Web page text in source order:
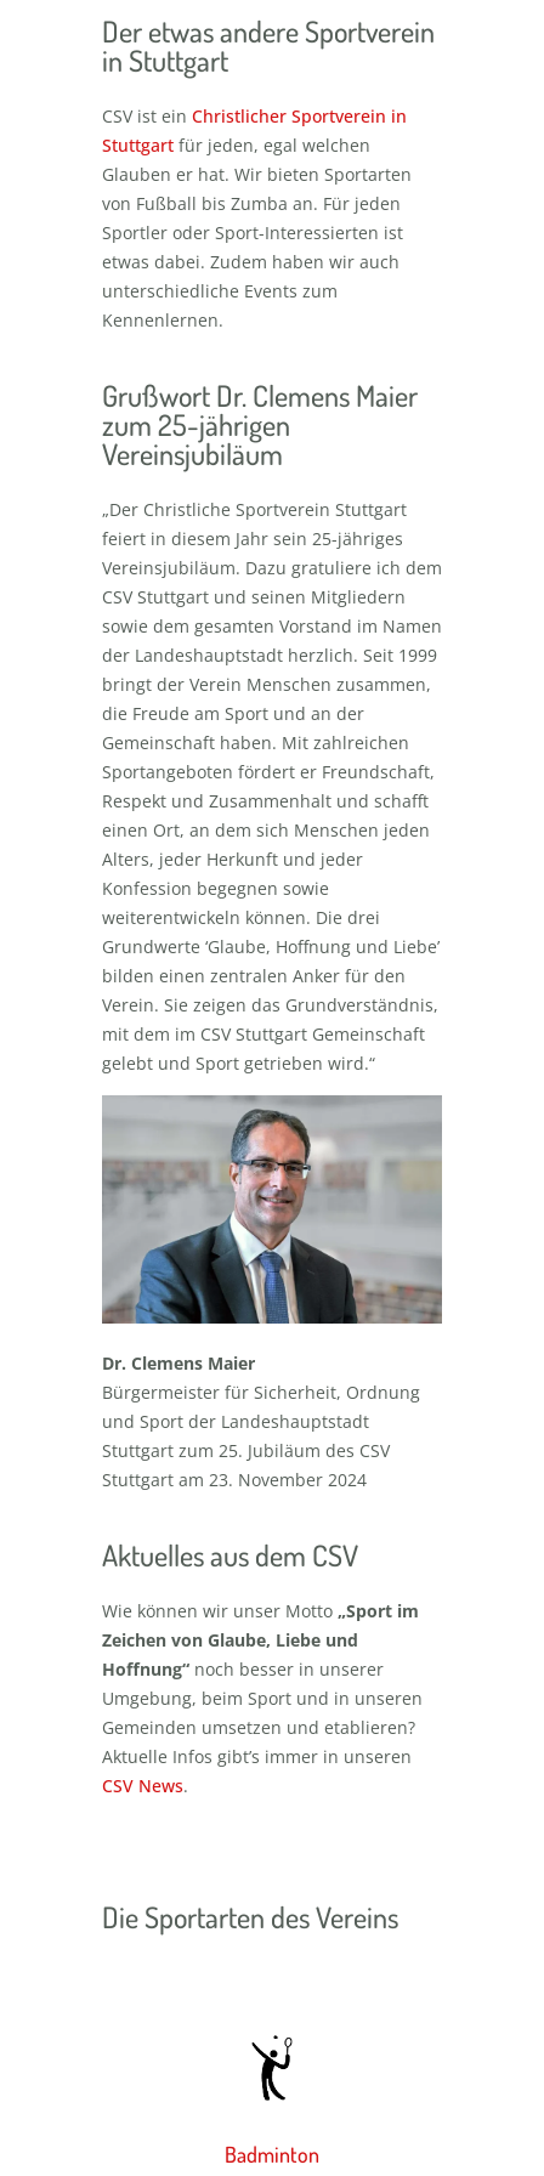
Der etwas andere Sportverein
in Stuttgart
CSV ist ein Christlicher Sportverein in
Stuttgart für jeden, egal welchen
Glauben er hat. Wir bieten Sportarten
von Fußball bis Zumba an. Für jeden
Sportler oder Sport-Interessierten ist
etwas dabei. Zudem haben wir auch
unterschiedliche Events zum
Kennenlernen.
Grußwort Dr. Clemens Maier
zum 25-jährigen
Vereinsjubiläum
„Der Christliche Sportverein Stuttgart
feiert in diesem Jahr sein 25-jähriges
Vereinsjubiläum. Dazu gratuliere ich dem
CSV Stuttgart und seinen Mitgliedern
sowie dem gesamten Vorstand im Namen
der Landeshauptstadt herzlich. Seit 1999
bringt der Verein Menschen zusammen,
die Freude am Sport und an der
Gemeinschaft haben. Mit zahlreichen
Sportangeboten fördert er Freundschaft,
Respekt und Zusammenhalt und schafft
einen Ort, an dem sich Menschen jeden
Alters, jeder Herkunft und jeder
Konfession begegnen sowie
weiterentwickeln können. Die drei
Grundwerte ‘Glaube, Hoffnung und Liebe’
bilden einen zentralen Anker für den
Verein. Sie zeigen das Grundverständnis,
mit dem im CSV Stuttgart Gemeinschaft
gelebt und Sport getrieben wird.“
Dr. Clemens Maier
Bürgermeister für Sicherheit, Ordnung
und Sport der Landeshauptstadt
Stuttgart zum 25. Jubiläum des CSV
Stuttgart am 23. November 2024
Aktuelles aus dem CSV
Wie können wir unser Motto „Sport im
Zeichen von Glaube, Liebe und
Hoffnung“ noch besser in unserer
Umgebung, beim Sport und in unseren
Gemeinden umsetzen und etablieren?
Aktuelle Infos gibt’s immer in unseren
CSV News.
Die Sportarten des Vereins
Badminton